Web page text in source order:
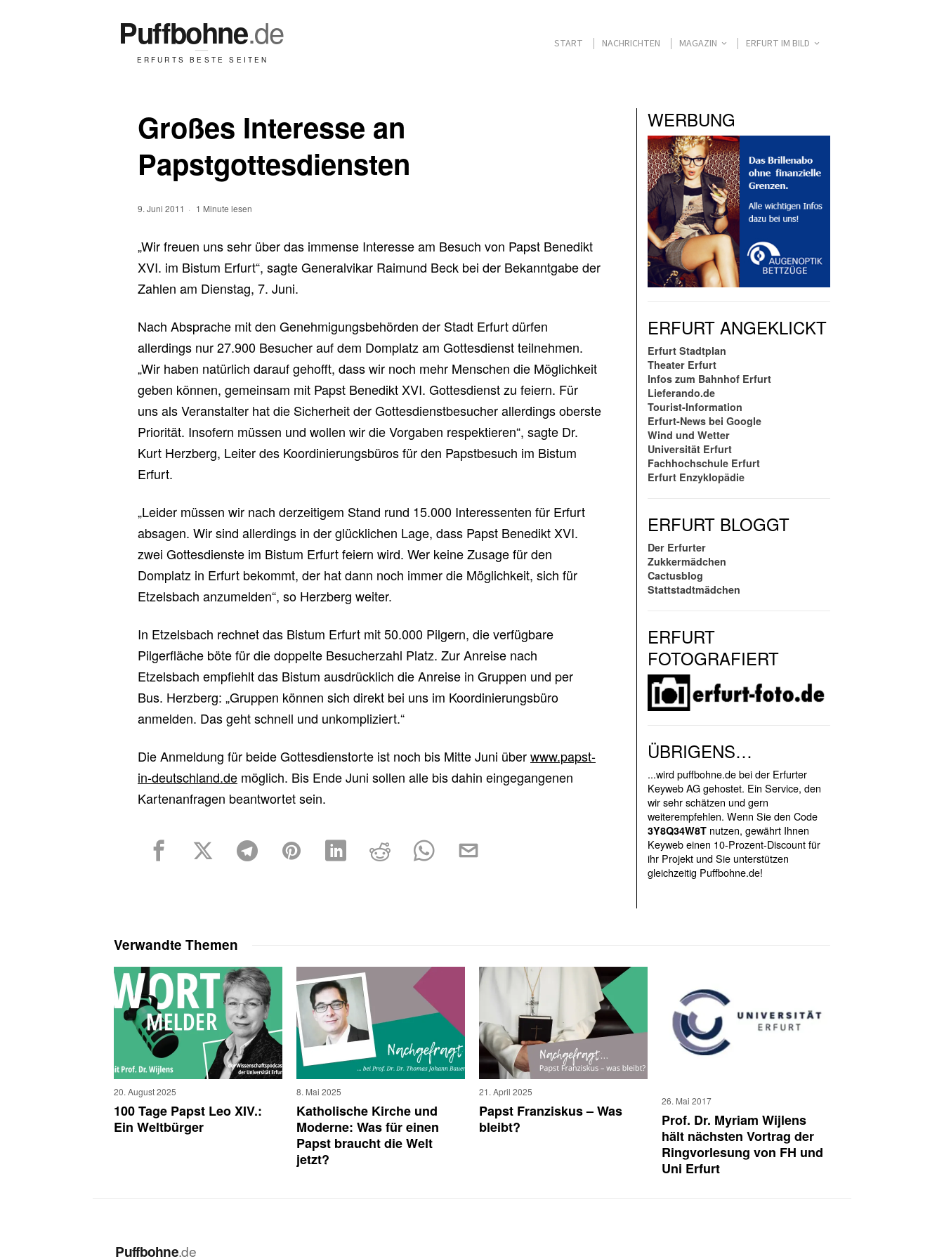
START NACHRICHTEN MAGAZIN ERFURT IM BILD
Großes Interesse an
Papstgottesdiensten
9. Juni 2011 1 Minute lesen
„Wir freuen uns sehr über das immense Interesse am Besuch von Papst Benedikt
XVI. im Bistum Erfurt“, sagte Generalvikar Raimund Beck bei der Bekanntgabe der
Zahlen am Dienstag, 7. Juni.
Nach Absprache mit den Genehmigungsbehörden der Stadt Erfurt dürfen
allerdings nur 27.900 Besucher auf dem Domplatz am Gottesdienst teilnehmen.
„Wir haben natürlich darauf gehofft, dass wir noch mehr Menschen die Möglichkeit
geben können, gemeinsam mit Papst Benedikt XVI. Gottesdienst zu feiern. Für
uns als Veranstalter hat die Sicherheit der Gottesdienstbesucher allerdings oberste
Priorität. Insofern müssen und wollen wir die Vorgaben respektieren“, sagte Dr.
Kurt Herzberg, Leiter des Koordinierungsbüros für den Papstbesuch im Bistum
Erfurt.
„Leider müssen wir nach derzeitigem Stand rund 15.000 Interessenten für Erfurt
absagen. Wir sind allerdings in der glücklichen Lage, dass Papst Benedikt XVI.
zwei Gottesdienste im Bistum Erfurt feiern wird. Wer keine Zusage für den
Domplatz in Erfurt bekommt, der hat dann noch immer die Möglichkeit, sich für
Etzelsbach anzumelden“, so Herzberg weiter.
In Etzelsbach rechnet das Bistum Erfurt mit 50.000 Pilgern, die verfügbare
Pilgerfläche böte für die doppelte Besucherzahl Platz. Zur Anreise nach
Etzelsbach empfiehlt das Bistum ausdrücklich die Anreise in Gruppen und per
Bus. Herzberg: „Gruppen können sich direkt bei uns im Koordinierungsbüro
anmelden. Das geht schnell und unkompliziert.“
Die Anmeldung für beide Gottesdienstorte ist noch bis Mitte Juni überwww.papst-
in-deutschland.de möglich. Bis Ende Juni sollen alle bis dahin eingegangenen
Kartenanfragen beantwortet sein.
WERBUNG
ERFURT ANGEKLICKT
Erfurt Stadtplan
Theater Erfurt
Infos zum Bahnhof Erfurt
Lieferando.de
Tourist-Information
Erfurt-News bei Google
Wind und Wetter
Universität Erfurt
Fachhochschule Erfurt
Erfurt Enzyklopädie
ERFURT BLOGGT
Der Erfurter
Zukkermädchen
Cactusblog
Stattstadtmädchen
ERFURT
FOTOGRAFIERT
ÜBRIGENS…
...wird puffbohne.de bei der Erfurter
Keyweb AG gehostet. Ein Service, den
wir sehr schätzen und gern
weiterempfehlen. Wenn Sie den Code
3Y8Q34W8T nutzen, gewährt Ihnen
Keyweb einen 10-Prozent-Discount für
ihr Projekt und Sie unterstützen
gleichzeitig Puffbohne.de!
Verwandte Themen
20. August 2025
100 Tage Papst Leo XIV.:
Ein Weltbürger
8. Mai 2025
Katholische Kirche und
Moderne: Was für einen
Papst braucht die Welt
jetzt?
21. April 2025
Papst Franziskus – Was
bleibt?
26. Mai 2017
Prof. Dr. Myriam Wijlens
hält nächsten Vortrag der
Ringvorlesung von FH und
Uni Erfurt